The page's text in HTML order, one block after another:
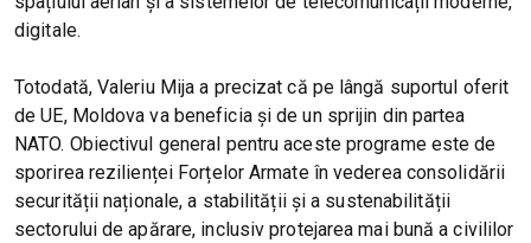
digitale.
Totodată, Valeriu Mija a precizat că pe lângă suportul oferit
de UE, Moldova va beneficia și de un sprijin din partea
NATO. Obiectivul general pentru aceste programe este de
sporirea rezilienței Forțelor Armate în vederea consolidării
securității naționale, a stabilității și a sustenabilității
sectorului de apărare, inclusiv protejarea mai bună a civililor